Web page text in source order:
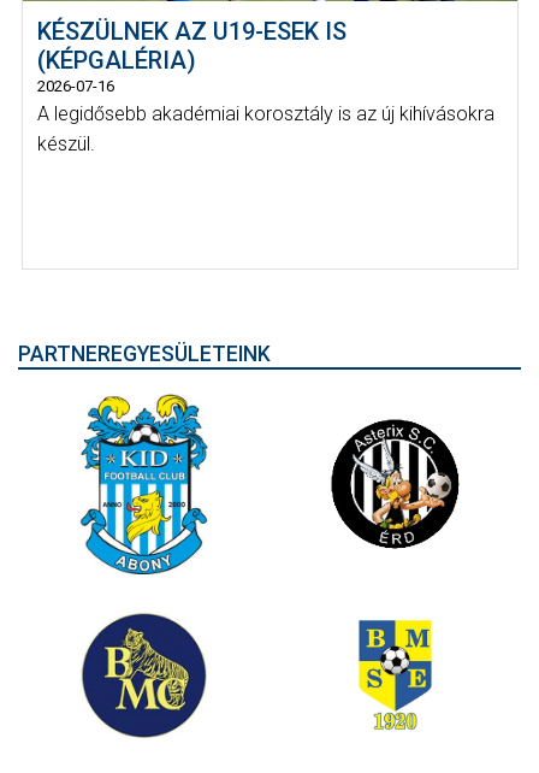
KÉSZÜLNEK AZ U19-ESEK IS
(KÉPGALÉRIA)
2026-07-16
A legidősebb akadémiai korosztály is az új kihívásokra
készül.
PARTNEREGYESÜLETEINK